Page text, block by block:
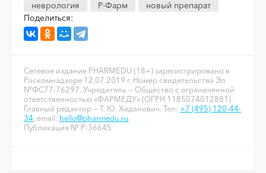
неврология
Р-Фарм
новый препарат
Поделиться:
Сетевое издание PHARMEDU (18+) зарегистрировано в
Роскомнадзоре 12.07.2019 г. Номер свидетельства Эл
№ФС77-76297. Учредитель — Общество с ограниченной
ответственностью «ФАРМЕДУ» (ОГРН 1185074012881).
Главный редактор — Т. Ю. Ходанович. Тел: +7 (495) 120-44-
34 , email: hello@pharmedu.ru
Публикация № P-36645